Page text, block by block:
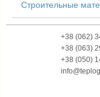
Строительные
+38 (062)
+38 (063)
+38 (050)